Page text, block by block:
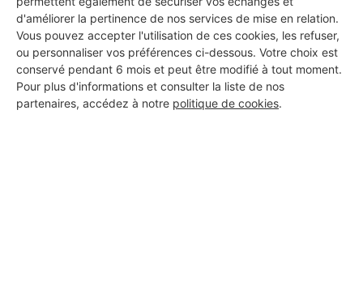
d'améliorer la pertinence de nos services de mise en relation.
Vous pouvez accepter l'utilisation de ces cookies, les refuser,
ou personnaliser vos préférences ci-dessous. Votre choix est
conservé pendant 6 mois et peut être modifié à tout moment.
Pour plus d'informations et consulter la liste de nos
partenaires, accédez à notre politique de cookies.